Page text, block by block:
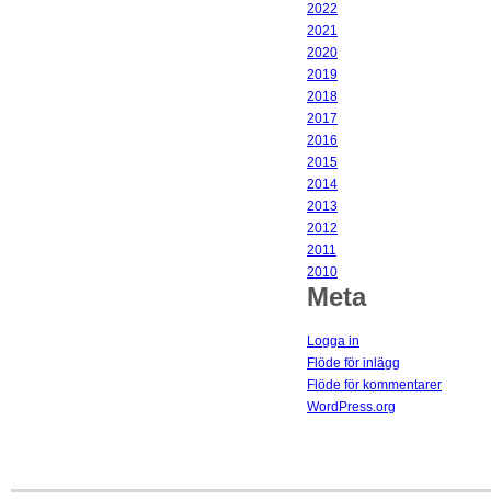
2022
2021
2020
2019
2018
2017
2016
2015
2014
2013
2012
2011
2010
Meta
Logga in
Flöde för inlägg
Flöde för kommentarer
WordPress.org